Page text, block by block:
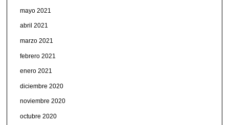
mayo 2021
abril 2021
marzo 2021
febrero 2021
enero 2021
diciembre 2020
noviembre 2020
octubre 2020